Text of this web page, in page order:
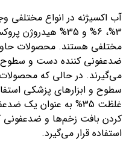
آب اکسیژنه در انواع مختلفی
3%، 6% و 35%
ضدعفونی کننده دست و سطوح
سطوح و ابزارهای پزشکی
غلظت 35% به عنوان
کردن بافت زخم‌ها و
استفاده قرار می‌گیرد.